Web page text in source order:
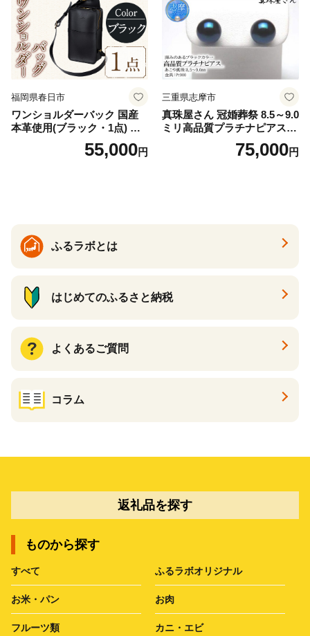
福岡県春日市
ワンショルダーバック 国産
本革使用(ブラック・1点) 鞄
バック バッグ カバン レザー
国産 日本製 牛革 黒 革 革製
55,000円
三重県志摩市
真珠屋さん 冠婚葬祭 8.5～9.0
ミリ高品質プラチナピアス P
t900 志摩産アコヤ真珠 ブラ
ックパール 黒真珠75,000円
ふるラボとは
はじめてのふるさと納税
よくあるご質問
コラム
返礼品を探す
ものから探す
すべて ふるラボオリジナル
お米・パン お肉
フルーツ類 カニ・エビ